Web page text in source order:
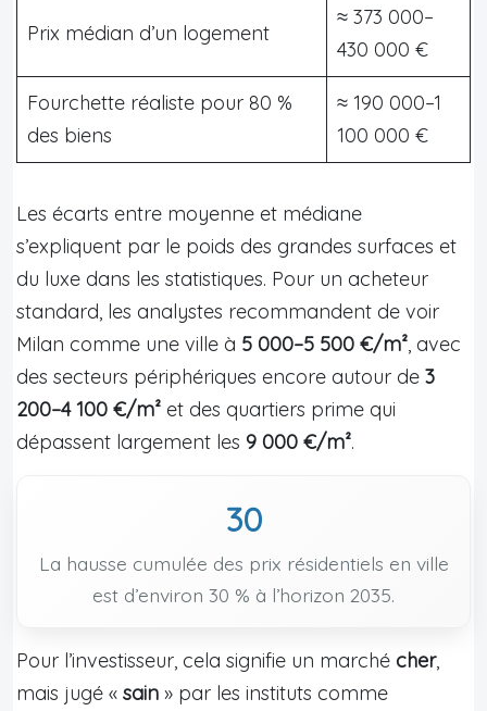
Prix médian d’un logement
≈ 373 000–
430 000 €
Fourchette réaliste pour 80 %
des biens
≈ 190 000–1
100 000 €
Les écarts entre moyenne et médiane
s’expliquent par le poids des grandes surfaces et
du luxe dans les statistiques. Pour un acheteur
standard, les analystes recommandent de voir
Milan comme une ville à 5 000–5 500 €/m², avec
des secteurs périphériques encore autour de 3
200–4 100 €/m² et des quartiers prime qui
dépassent largement les 9 000 €/m².
30
La hausse cumulée des prix résidentiels en ville
est d’environ 30 % à l’horizon 2035.
Pour l’investisseur, cela signifie un marché cher,
mais jugé « sain » par les instituts comme